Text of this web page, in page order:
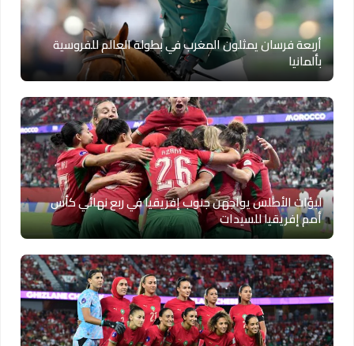
أربعة فرسان يمثلون المغرب في بطولة العالم للفروسية
بألمانيا
لبؤات الأطلس يواجهن جنوب إفريقيا في ربع نهائي كأس
أمم إفريقيا للسيدات